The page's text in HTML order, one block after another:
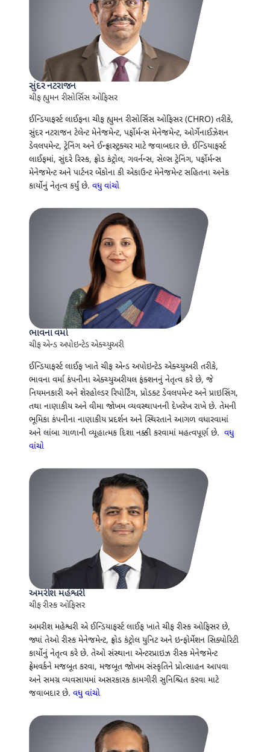
સુંદર નટરાજન
ચીફ હ્યુમન રીસોર્સિસ ઓફિસર
ઈન્ડિયાફર્સ્ટ લાઈફના ચીફ હ્યુમન રીસોર્સિસ ઓફિસર (CHRO) તરીકે,
સુંદર નટરાજન ટેલેન્ટ મેનેજમેન્ટ, પર્ફોર્મન્સ મેનેજમેન્ટ, ઓર્ગેનાઈઝેશન
ડેવલપમેન્ટ, ટ્રેનિંગ અને ઈન્ફ્રાસ્ટ્રક્ચર માટે જવાબદાર છે. ઈન્ડિયાફર્સ્ટ
લાઈફમાં, સુંદરે રિસ્ક, ફ્રોડ કંટ્રોલ, ગવર્નન્સ, સેલ્સ ટ્રેનિંગ, પર્ફોર્મન્સ
મેનેજમેન્ટ અને પાર્ટનર બેંકોના કી એકાઉન્ટ મેનેજમેન્ટ સહિતના અનેક
કાર્યોનું નેતૃત્વ કર્યું છે. વધુ વાંચો
ભાવના વર્મા
ચીફ એન્ડ અપોઇન્ટેડ એક્ચ્યુઅરી
ઈન્ડિયાફર્સ્ટ લાઈફ ખાતે ચીફ એન્ડ અપોઇન્ટેડ એક્ચ્યુઅરી તરીકે,
ભાવના વર્મા કંપનીના એક્ચ્યુઅરીયલ ફંક્શનનું નેતૃત્વ કરે છે, જે
નિયમનકારી અને શેરહોલ્ડર રિપોર્ટિંગ, પ્રોડક્ટ ડેવલપમેન્ટ અને પ્રાઇસિંગ,
તથા નાણાકીય અને વીમા જોખમ વ્યવસ્થાપનની દેખરેખ રાખે છે. તેમની
ભૂમિકા કંપનીના નાણાકીય પ્રદર્શન અને સ્થિરતાને આગળ વધારવામાં
અને લાંબા ગાળાની વ્યૂહાત્મક દિશા નક્કી કરવામાં મહત્વપૂર્ણ છે. વધુ
વાંચો
અમરીશ મહેશ્વરી
ચીફ રીસ્ક ઓફિસર
અમરીશ મહેશ્વરી એ ઈન્ડિયાફર્સ્ટ લાઈફ ખાતે ચીફ રીસ્ક ઓફિસર છે,
જ્યાં તેઓ રીસ્ક મેનેજમેન્ટ, ફ્રોડ કંટ્રોલ યુનિટ અને ઇન્ફોર્મેશન સિક્યોરિટી
કાર્યોનું નેતૃત્વ કરે છે. તેઓ સંસ્થાના એન્ટરપ્રાઇઝ રીસ્ક મેનેજમેન્ટ
ફ્રેમવર્કને મજબૂત કરવા, મજબૂત જોખમ સંસ્કૃતિને પ્રોત્સાહન આપવા
અને સમગ્ર વ્યવસાયમાં અસરકારક કામગીરી સુનિશ્ચિત કરવા માટે
જવાબદાર છે. વધુ વાંચો